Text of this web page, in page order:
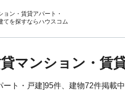
ョン・賃貸アパート・
てを探すならハウスコム
マンション・賃
ト・戸建]95件、建物72件掲載